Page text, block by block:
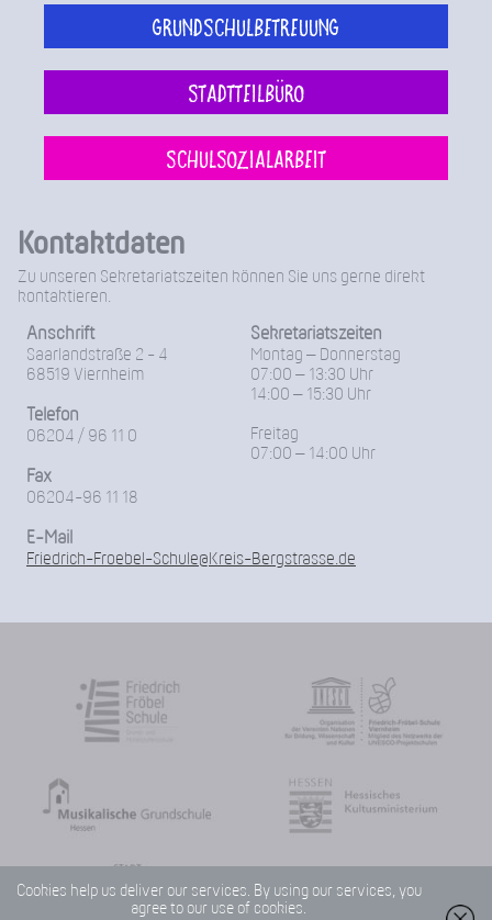
Grundschulbetreuung
Stadtteilbüro
Schulsozialarbeit
Kontaktdaten
Zu unseren Sekretariatszeiten können Sie uns gerne direkt
kontaktieren.
Anschrift
Saarlandstraße 2 - 4
68519 Viernheim
Telefon
06204 / 96 11 0
Fax
06204-96 11 18
Sekretariatszeiten
Montag – Donnerstag
07:00 – 13:30 Uhr
14:00 – 15:30 Uhr
Freitag
07:00 – 14:00 Uhr
E-Mail
Friedrich-Froebel-Schule@Kreis-Bergstrasse.de
Cookies help us deliver our services. By using our services, you
agree to our use of cookies.